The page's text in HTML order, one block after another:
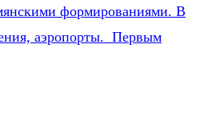
формированиями. В
аэропорты. Первым